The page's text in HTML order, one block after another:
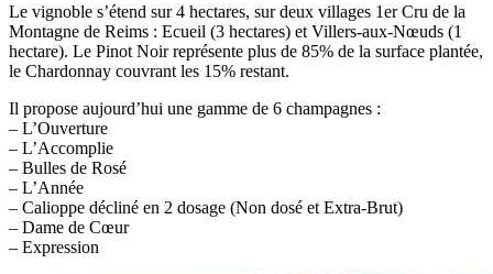
Le vignoble s’étend sur 4 hectares, sur deux villages 1er Cru de la
Montagne de Reims : Ecueil (3 hectares) et Villers-aux-Nœuds (1
hectare). Le Pinot Noir représente plus de 85% de la surface plantée,
le Chardonnay couvrant les 15% restant.
Il propose aujourd’hui une gamme de 6 champagnes :
– L’Ouverture
– L’Accomplie
– Bulles de Rosé
– L’Année
– Calioppe décliné en 2 dosage (Non dosé et Extra-Brut)
– Dame de Cœur
– Expression